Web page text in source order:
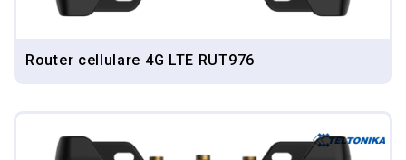
Router cellulare 4G LTE RUT976